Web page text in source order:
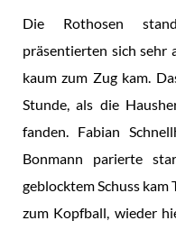
Die Rothosen
präsentierten sich sehr
kaum zum Zug kam.
Stunde, als die
fanden. Fabian
Bonmann parierte
geblocktem Schuss kam
zum Kopfball, wieder